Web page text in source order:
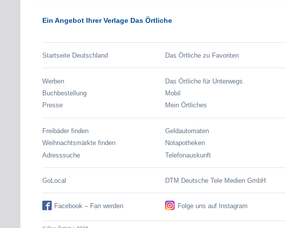
Ein Angebot Ihrer Verlage Das Örtliche
Startseite Deutschland Das Örtliche zu Favoriten
Werben
Buchbestellung
Presse
Das Örtliche für Unterwegs
Mobil
Mein Örtliches
Freibäder finden
Weihnachtsmärkte finden
Adresssuche
Geldautomaten
Notapotheken
Telefonauskunft
GoLocal DTM Deutsche Tele Medien GmbH
Facebook – Fan werden Folge uns auf Instagram